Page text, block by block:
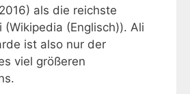
als die reichste
(Wikipedia (Englisch)). Ali
ist also nur der
viel größeren